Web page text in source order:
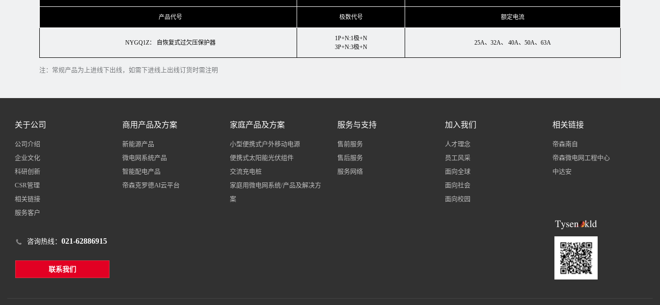
产品代号 极数代号 额定电流
NYGQ1Z： 自恢复式过欠压保护器
1P+N:1极+N
3P+N:3极+N
25A、32A、 40A、50A、63A
注：常规产品为上进线下出线，如需下进线上出线订货时需注明
关于公司
公司介绍
企业文化
科研创新
CSR管理
相关链接
服务客户
商用产品及方案
新能源产品
微电网系统产品
智能配电产品
帝森克罗德AI云平台
家庭产品及方案
小型便携式户外移动电源
便携式太阳能光伏组件
交流充电桩
家庭用微电网系统/产品及解决方
案
服务与支持
售前服务
售后服务
服务网络
加入我们
人才理念
员工风采
面向全球
面向社会
面向校园
相关链接
帝森南自
帝森微电网工程中心
中达安
咨询热线： 021-62886915
联系我们